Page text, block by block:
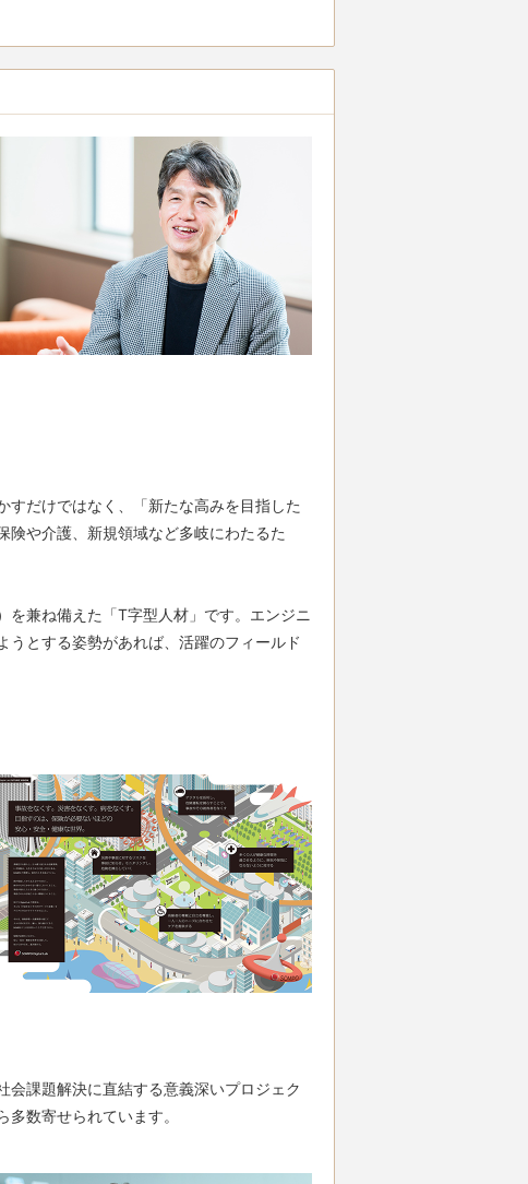
だけではなく、「新たな高みを目指した
険や介護、新規領域など多岐にわたるた
兼ね備えた「T字型人材」です。エンジニ
とする姿勢があれば、活躍のフィールド
会課題解決に直結する意義深いプロジェク
数寄せられています。